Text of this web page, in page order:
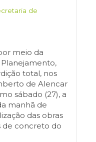
de
meio da
total, nos
de Alencar
sábado (27), a
manhã de
das obras
de concreto do